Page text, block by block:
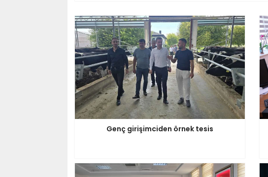
Genç girişimciden örnek tesis